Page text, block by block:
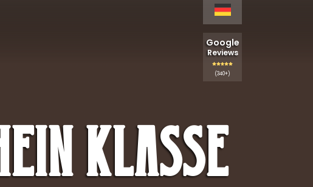
Google
Reviews
(340+)
Klasse